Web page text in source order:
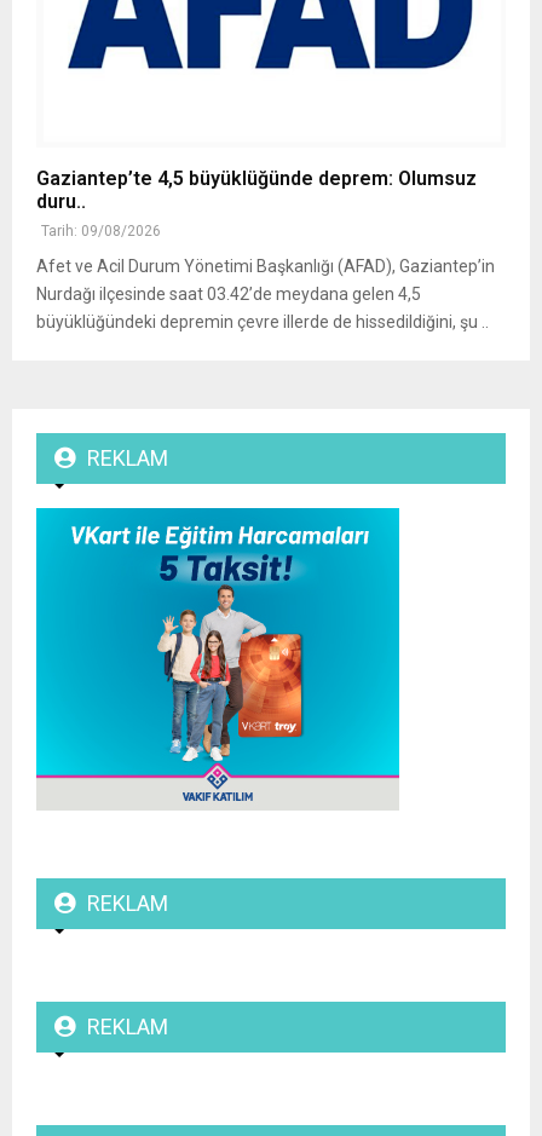
Gaziantep’te 4,5 büyüklüğünde deprem: Olumsuz
duru..
Tarih: 09/08/2026
Afet ve Acil Durum Yönetimi Başkanlığı (AFAD), Gaziantep’in
Nurdağı ilçesinde saat 03.42’de meydana gelen 4,5
büyüklüğündeki depremin çevre illerde de hissedildiğini, şu ..
REKLAM
REKLAM
REKLAM